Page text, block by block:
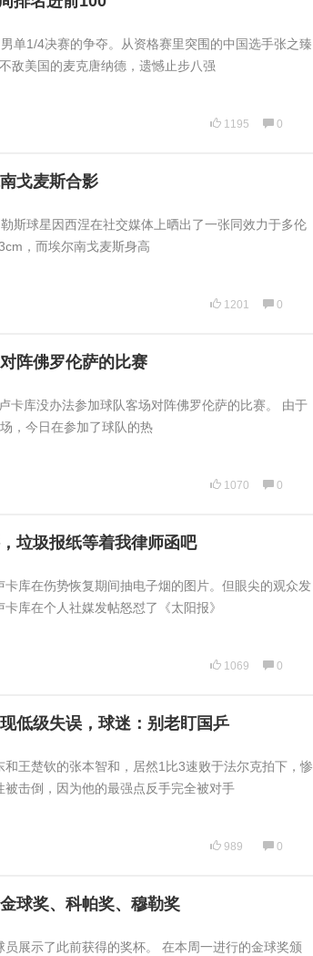
单1/4决赛的争夺。从资格赛里突围的中国选手张之臻
敌美国的麦克唐纳德，遗憾止步八强
1195 0
戈麦斯合影
斯球星因西涅在社交媒体上晒出了一张同效力于多伦
，而埃尔南戈麦斯身高
1201 0
阵佛罗伦萨的比赛
卡库没办法参加球队客场对阵佛罗伦萨的比赛。 由于
，今日在参加了球队的热
1070 0
垃圾报纸等着我律师函吧
库在伤势恢复期间抽电子烟的图片。但眼尖的观众发
库在个人社媒发帖怒怼了《太阳报》
1069 0
低级失误，球迷：别老盯国乒
王楚钦的张本智和，居然1比3速败于法尔克拍下，惨
击倒，因为他的最强点反手完全被对手
989 0
球奖、科帕奖、穆勒奖
展示了此前获得的奖杯。 在本周一进行的金球奖颁